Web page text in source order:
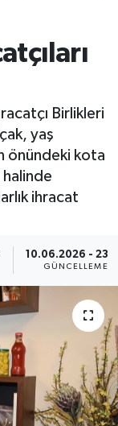
Birlikleri
yaş
önündeki kota
halinde
ihracat
10.06.2026 -
GÜNCELLEME